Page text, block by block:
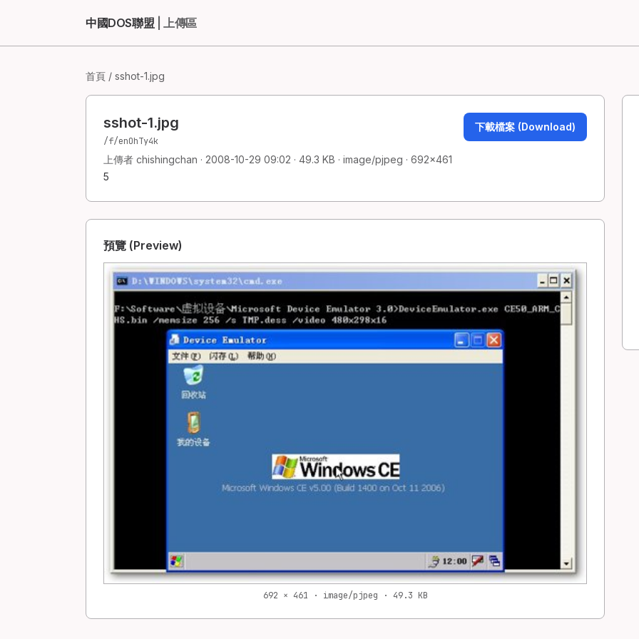
中國DOS聯盟 | 上傳區
首頁 / sshot-1.jpg
sshot-1.jpg
/f/enOhTy4k
上傳者 chishingchan · 2008-10-29 09:02 · 49.3 KB · image/pjpeg · 692×461
5
下載檔案 (Download)
預覽 (Preview)
692 × 461 · image/pjpeg · 49.3 KB